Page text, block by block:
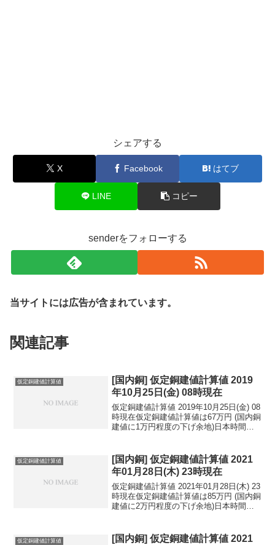
シェアする
X Facebook はてブ
LINE コピー
senderをフォローする
当サイトには広告が含まれています。
関連記事
仮定銅建値計算値
[国内銅] 仮定銅建値計算値 2019
年10月25日(金) 08時現在
仮定銅建値計算値 2019年10月25日(金) 08
時現在仮定銅建値計算値は67万円 (国内銅
建値に1万円程度の下げ余地)日本時間
民元：1...
仮定銅建値計算値
[国内銅] 仮定銅建値計算値 2021
年01月28日(木) 23時現在
仮定銅建値計算値 2021年01月28日(木) 23
時現在仮定銅建値計算値は85万円 (国内銅
建値に2万円程度の下げ余地)日本時間
民元：1...
仮定銅建値計算値
[国内銅] 仮定銅建値計算値 2021